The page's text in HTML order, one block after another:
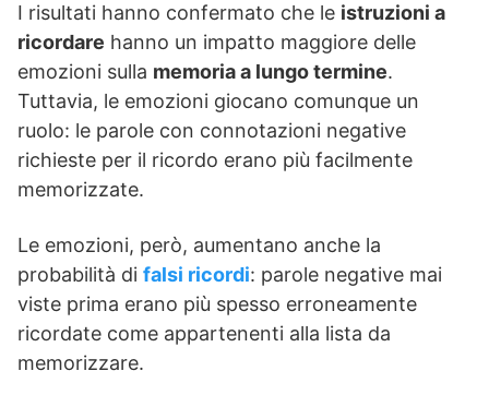
I risultati hanno confermato che le istruzioni a
ricordare hanno un impatto maggiore delle
emozioni sulla memoria a lungo termine.
Tuttavia, le emozioni giocano comunque un
ruolo: le parole con connotazioni negative
richieste per il ricordo erano più facilmente
memorizzate.
Le emozioni, però, aumentano anche la
probabilità di falsi ricordi: parole negative mai
viste prima erano più spesso erroneamente
ricordate come appartenenti alla lista da
memorizzare.